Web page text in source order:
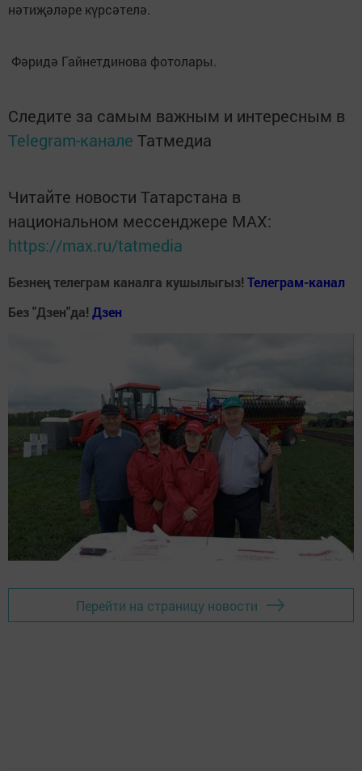
нәтиҗәләре күрсәтелә.
Фәридә Гайнетдинова фотолары.
Следите за самым важным и интересным в
Telegram-канале Татмедиа
Читайте новости Татарстана в
национальном мессенджере MАХ:
https://max.ru/tatmedia
Безнең телеграм каналга кушылыгыз! Телеграм-канал
Без "Дзен"да! Дзен
Перейти на страницу новости